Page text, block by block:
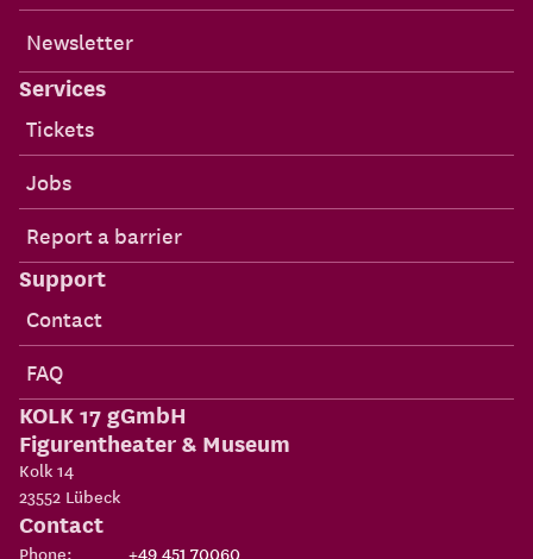
Newsletter
Services
Tickets
Jobs
Report a barrier
Support
Contact
FAQ
KOLK 17 gGmbH
Figurentheater & Museum
Kolk 14
23552 Lübeck
Contact
Phone: +49 451 70060